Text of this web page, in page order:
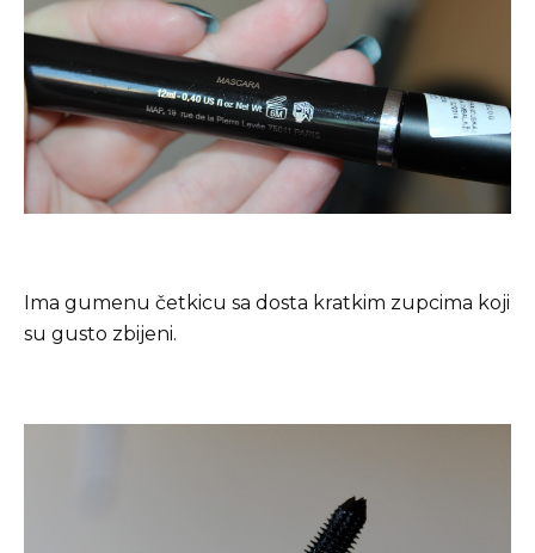
Ima gumenu četkicu sa dosta kratkim zupcima koji
su gusto zbijeni.